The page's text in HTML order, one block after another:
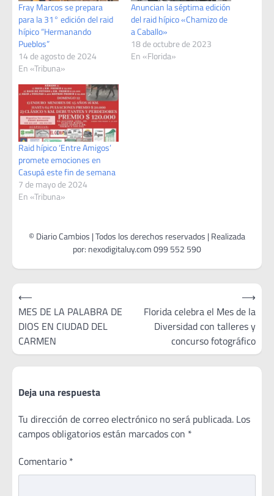
Fray Marcos se prepara
para la 31° edición del raid
hípico “Hermanando
Pueblos”
14 de agosto de 2024
En «Tribuna»
Anuncian la séptima edición
del raid hípico «Chamizo de
a Caballo»
18 de octubre de 2023
En «Florida»
Raid hípico ‘Entre Amigos’
promete emociones en
Casupá este fin de semana
7 de mayo de 2024
En «Tribuna»
Navegación
de
entradas
⟵
MES DE LA PALABRA DE
DIOS EN CIUDAD DEL
CARMEN
Florida celebra el Mes de la
Diversidad con talleres y
concurso fotográfico
⟶
Deja una respuesta
Tu dirección de correo electrónico no será publicada. Los
campos obligatorios están marcados con *
Comentario *